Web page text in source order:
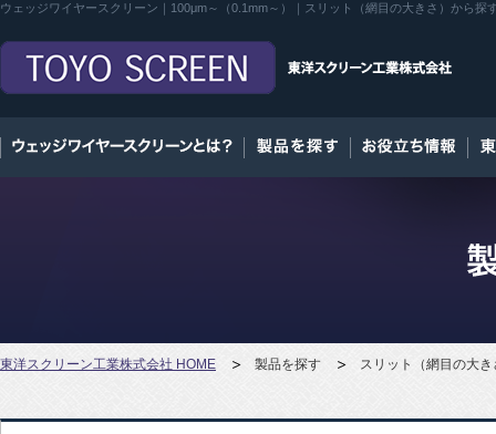
ウェッジワイヤースクリーン｜100μm～（0.1mm～）｜スリット（網目の大きさ）から
東洋スクリーン工業株式会社 HOME 製品を探す スリット（網目の大